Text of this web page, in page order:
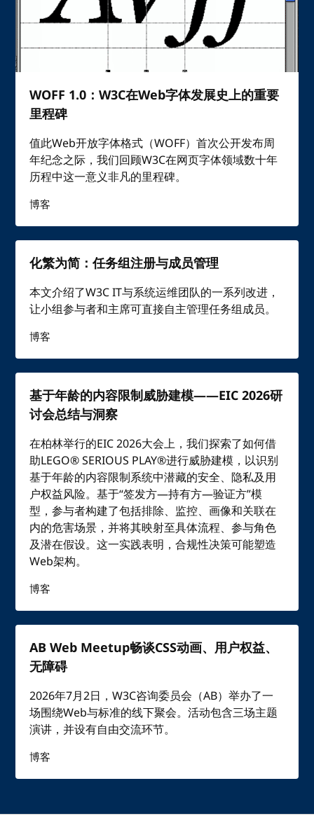
WOFF 1.0：W3C在Web字体发展史上的重要
里程碑
值此Web开放字体格式（WOFF）首次公开发布周
年纪念之际，我们回顾W3C在网页字体领域数十年
历程中这一意义非凡的里程碑。
博客
化繁为简：任务组注册与成员管理
本文介绍了W3C IT与系统运维团队的一系列改进，
让小组参与者和主席可直接自主管理任务组成员。
博客
基于年龄的内容限制威胁建模——EIC 2026研
讨会总结与洞察
在柏林举行的EIC 2026大会上，我们探索了如何借
助LEGO® SERIOUS PLAY®进行威胁建模，以识别
基于年龄的内容限制系统中潜藏的安全、隐私及用
户权益风险。基于“签发方—持有方—验证方”模
型，参与者构建了包括排除、监控、画像和关联在
内的危害场景，并将其映射至具体流程、参与角色
及潜在假设。这一实践表明，合规性决策可能塑造
Web架构。
博客
AB Web Meetup畅谈CSS动画、用户权益、
无障碍
2026年7月2日，W3C咨询委员会（AB）举办了一
场围绕Web与标准的线下聚会。活动包含三场主题
演讲，并设有自由交流环节。
博客